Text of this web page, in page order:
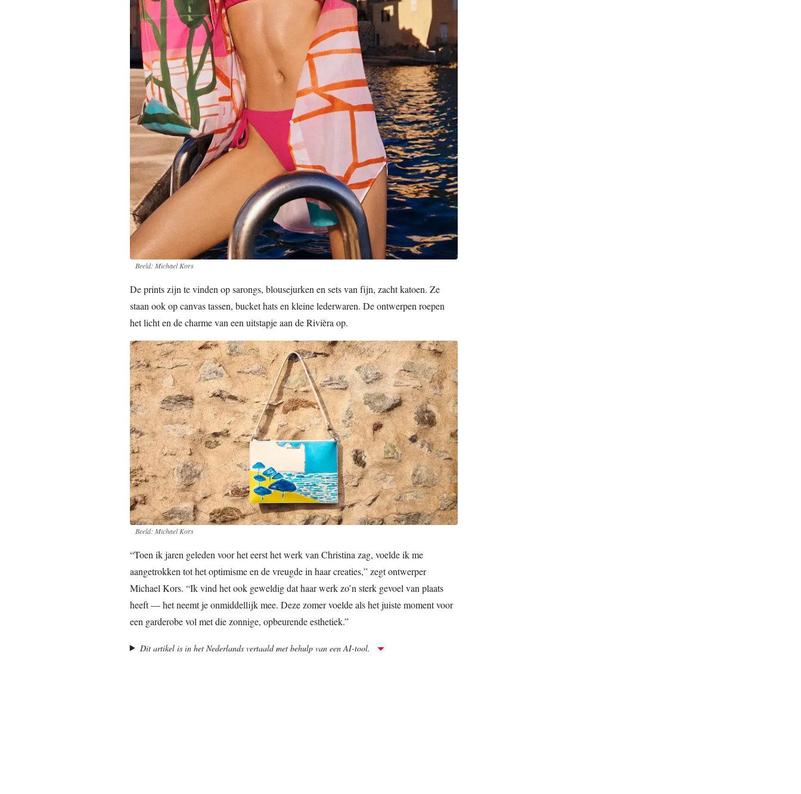
Beeld: Michael Kors
De prints zijn te vinden op sarongs, blousejurken en sets van fijn, zacht katoen. Ze
staan ook op canvas tassen, bucket hats en kleine lederwaren. De ontwerpen roepen
het licht en de charme van een uitstapje aan de Rivièra op.
Beeld: Michael Kors
“Toen ik jaren geleden voor het eerst het werk van Christina zag, voelde ik me
aangetrokken tot het optimisme en de vreugde in haar creaties,” zegt ontwerper
Michael Kors. “Ik vind het ook geweldig dat haar werk zo’n sterk gevoel van plaats
heeft — het neemt je onmiddellijk mee. Deze zomer voelde als het juiste moment voor
een garderobe vol met die zonnige, opbeurende esthetiek.”
Dit artikel is in het Nederlands vertaald met behulp van een AI-tool.